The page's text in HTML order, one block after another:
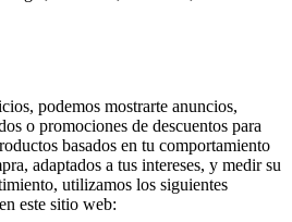
podemos mostrarte anuncios,
o promociones de descuentos para
basados en tu comportamiento
adaptados a tus intereses, y medir su
utilizamos los siguientes
este sitio web: